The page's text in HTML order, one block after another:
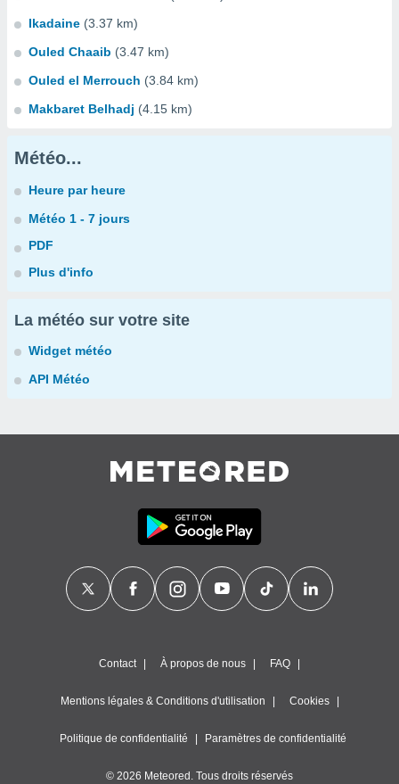
Ikadaine (3.37 km)
Ouled Chaaib (3.47 km)
Ouled el Merrouch (3.84 km)
Makbaret Belhadj (4.15 km)
Météo...
Heure par heure
Météo 1 - 7 jours
PDF
Plus d'info
La météo sur votre site
Widget météo
API Météo
Contact À propos de nous FAQ
Mentions légales & Conditions d'utilisation Cookies
Politique de confidentialité Paramètres de confidentialité
© 2026 Meteored. Tous droits réservés